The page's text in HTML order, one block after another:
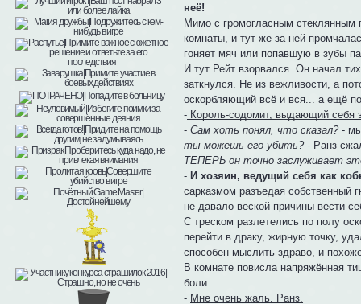
неё!
Мимо с громогласным стеклянным
комнаты, и тут же за ней
гоняет мяч или попавшую в зубы
И тут Рейт взорвался. Он начал
заткнулся. Не из вежливости, а
оскорбляющий всё и вся... а ещё
- Король-содомит, выдающий себя
-Сам хоть понял, что сказал?-
ты можешь его убить?- Ранз
ТЕПЕРЬ он точно заслуживает
- И хозяин, ведущий себя как
сарказмом разъедая собственный
не давало веской причины вести
С треском разлетелись по полу
перейти в драку, жирную точку,
способен мыслить здраво, и
В комнате повисла напряжённая
боли.
- Мне очень жаль, Ранз.